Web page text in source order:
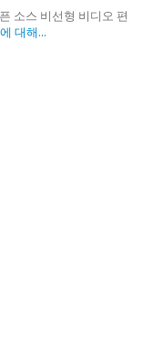
소스 비선형 비디오 편
대해...